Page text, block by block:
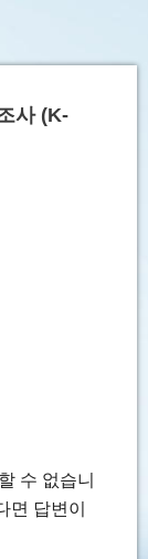
사 (K-
수 없습니
면 답변이